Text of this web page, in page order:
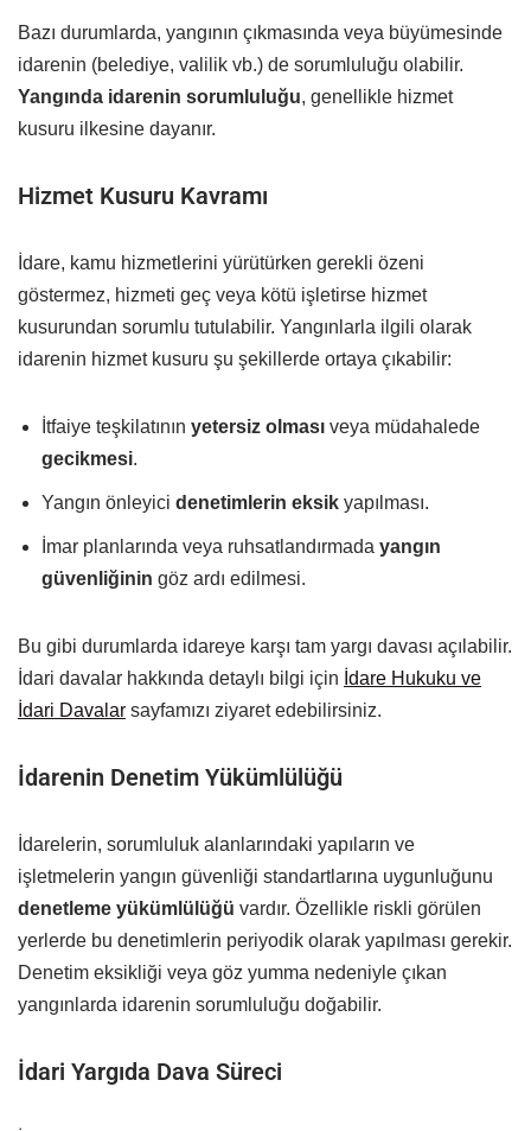
Bazı durumlarda, yangının çıkmasında veya büyümesinde
idarenin (belediye, valilik vb.) de sorumluluğu olabilir.
Yangında idarenin sorumluluğu, genellikle hizmet
kusuru ilkesine dayanır.
Hizmet Kusuru Kavramı
İdare, kamu hizmetlerini yürütürken gerekli özeni
göstermez, hizmeti geç veya kötü işletirse hizmet
kusurundan sorumlu tutulabilir. Yangınlarla ilgili olarak
idarenin hizmet kusuru şu şekillerde ortaya çıkabilir:
İtfaiye teşkilatının yetersiz olması veya müdahalede
gecikmesi.
Yangın önleyici denetimlerin eksik yapılması.
İmar planlarında veya ruhsatlandırmada yangın
güvenliğinin göz ardı edilmesi.
Bu gibi durumlarda idareye karşı tam yargı davası açılabilir.
İdari davalar hakkında detaylı bilgi için İdare Hukuku ve
İdari Davalar sayfamızı ziyaret edebilirsiniz.
İdarenin Denetim Yükümlülüğü
İdarelerin, sorumluluk alanlarındaki yapıların ve
işletmelerin yangın güvenliği standartlarına uygunluğunu
denetleme yükümlülüğü vardır. Özellikle riskli görülen
yerlerde bu denetimlerin periyodik olarak yapılması gerekir.
Denetim eksikliği veya göz yumma nedeniyle çıkan
yangınlarda idarenin sorumluluğu doğabilir.
İdari Yargıda Dava Süreci